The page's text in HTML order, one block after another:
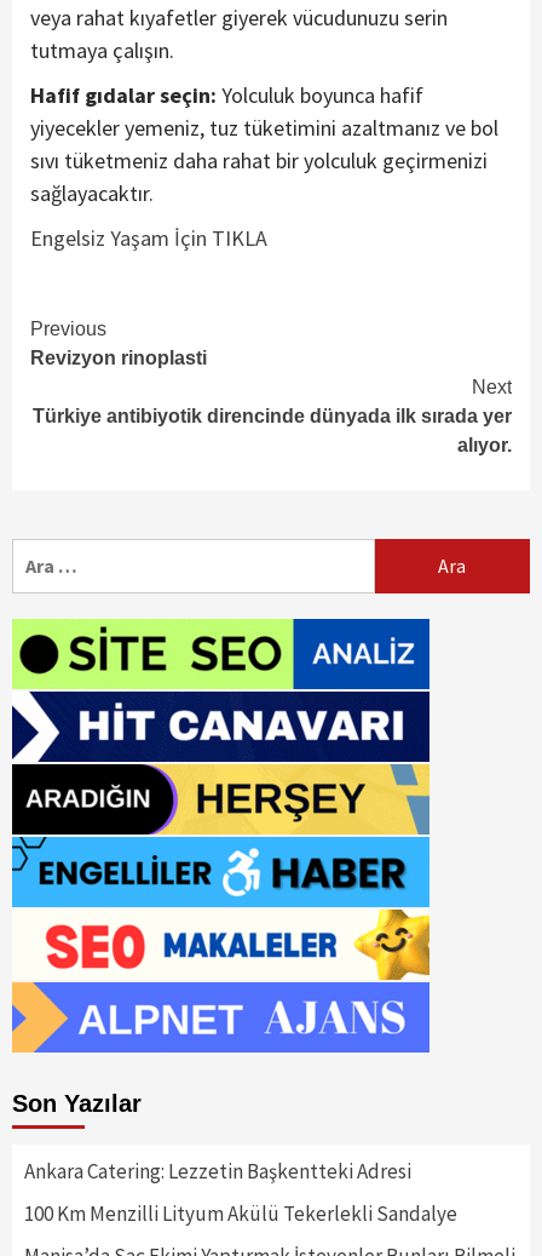
veya rahat kıyafetler giyerek vücudunuzu serin
tutmaya çalışın.
Hafif gıdalar seçin: Yolculuk boyunca hafif
yiyecekler yemeniz, tuz tüketimini azaltmanız ve bol
sıvı tüketmeniz daha rahat bir yolculuk geçirmenizi
sağlayacaktır.
Engelsiz Yaşam İçin TIKLA
Continue
Reading
Previous
Revizyon rinoplasti
Next
Türkiye antibiyotik direncinde dünyada ilk sırada yer
alıyor.
Son Yazılar
Ankara Catering: Lezzetin Başkentteki Adresi
100 Km Menzilli Lityum Akülü Tekerlekli Sandalye